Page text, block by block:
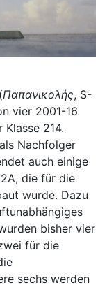
(Παπανικολής, S-
vier 2001-16
214.
Nachfolger
auch einige
die für die
wurde. Dazu
bisher vier
für die
sechs werden